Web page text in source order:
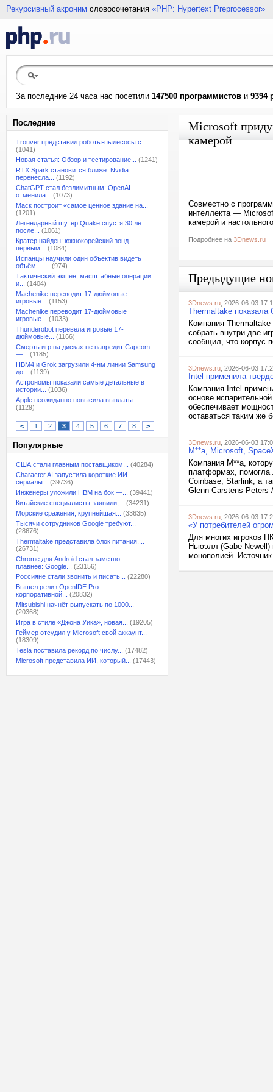
Рекурсивный акроним словосочетания «PHP: Hypertext Preprocessor»
За последние 24 часа нас посетили 147500 программистов и 9394
Последние
Trouver представил роботы-пылесосы с...
(1041)
Новая статья: Обзор и тестирование...
(1241)
RTX Spark становится ближе: Nvidia
перенесла...
(1192)
ChatGPT стал безлимитным: OpenAI
отменила...
(1073)
Маск построит «самое ценное здание на...
(1201)
Легендарный шутер Quake спустя 30 лет
после...
(1061)
Кратер найден: южнокорейский зонд
первым...
(1084)
Испанцы научили один объектив видеть
объём —...
(974)
Тактический экшен, масштабные операции
и...
(1404)
Machenike переводит 17-дюймовые
игровые...
(1153)
Machenike переводит 17-дюймовые
игровые...
(1033)
Thunderobot перевела игровые 17-
дюймовые...
(1166)
Смерть игр на дисках не навредит Capcom
—...
(1185)
HBM4 и Grok загрузили 4-нм линии Samsung
до...
(1139)
Астрономы показали самые детальные в
истории...
(1036)
Apple неожиданно повысила выплаты...
(1129)
< 1 2 3 4 5 6 7 8 >
Популярные
США стали главным поставщиком...
(40284)
Character.AI запустила короткие ИИ-
сериалы...
(39736)
Инженеры уложили HBM на бок —...
(39441)
Китайские специалисты заявили,...
(34231)
Морские сражения, крупнейшая...
(33635)
Тысячи сотрудников Google требуют...
(28676)
Thermaltake представила блок питания,...
(26731)
Chrome для Android стал заметно
плавнее: Google...
(23156)
Россияне стали звонить и писать...
(22280)
Вышел релиз OpenIDE Pro —
корпоративной...
(20832)
Mitsubishi начнёт выпускать по 1000...
(20368)
Игра в стиле «Джона Уика», новая...
(19205)
Геймер отсудил у Microsoft свой аккаунт...
(18309)
Tesla поставила рекорд по числу...
(17482)
Microsoft представила ИИ, который...
(17443)
Microsoft
камерой
Совместно с
интеллекта —
камерой и
Подробнее на 3Dnews.ru
Предыдущие
3Dnews.ru , 2026-06-03
Thermaltake
Компания
собрать внутри две
сообщил, что корпус
3Dnews.ru , 2026-06-03
Intel применила
Компания Intel
основе
обеспечивает
оставаться таким же
3Dnews.ru , 2026-06-03
M**a, Microsoft,
Компания M**a,
платформах, помогла
Coinbase, Starlink, а
Glenn Carstens-Peters
3Dnews.ru , 2026-06-03
«У потребителей
Для многих игроков
Ньюэлл (Gabe Newell)
монополией.